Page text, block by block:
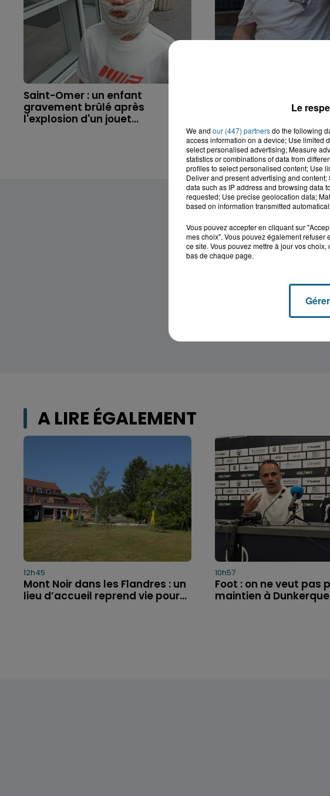
Saint-Omer : un enfant
gravement brûlé après
l'explosion d'un jouet...
accident, Lucas s'en
A LIRE ÉGALEMENT
12h45
Mont Noir dans les Flandres : un
lieu d’accueil reprend vie pour...
10h57
Foot : on ne veut pas
maintien à Dunkerque
Le
We and our (447) partnersdo the following
access information on a device; Use limited
select personalised advertising; Measure
statistics or combinations of data from
profiles to select personalised content; Use
Deliver and present advertising and
data such as IP address and browsing data
requested; Use precise geolocation data;
based on information transmitted
Vous pouvez accepter en cliquant sur
mes choix". Vous pouvez également
ce site. Vous pouvez mettre à jour vos
bas de chaque page.